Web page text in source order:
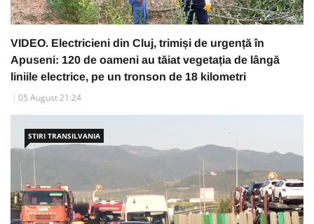
VIDEO. Electricieni din Cluj, trimiși de urgență în
Apuseni: 120 de oameni au tăiat vegetația de lângă
liniile electrice, pe un tronson de 18 kilometri
05 August 21:24
STIRI TRANSILVANIA